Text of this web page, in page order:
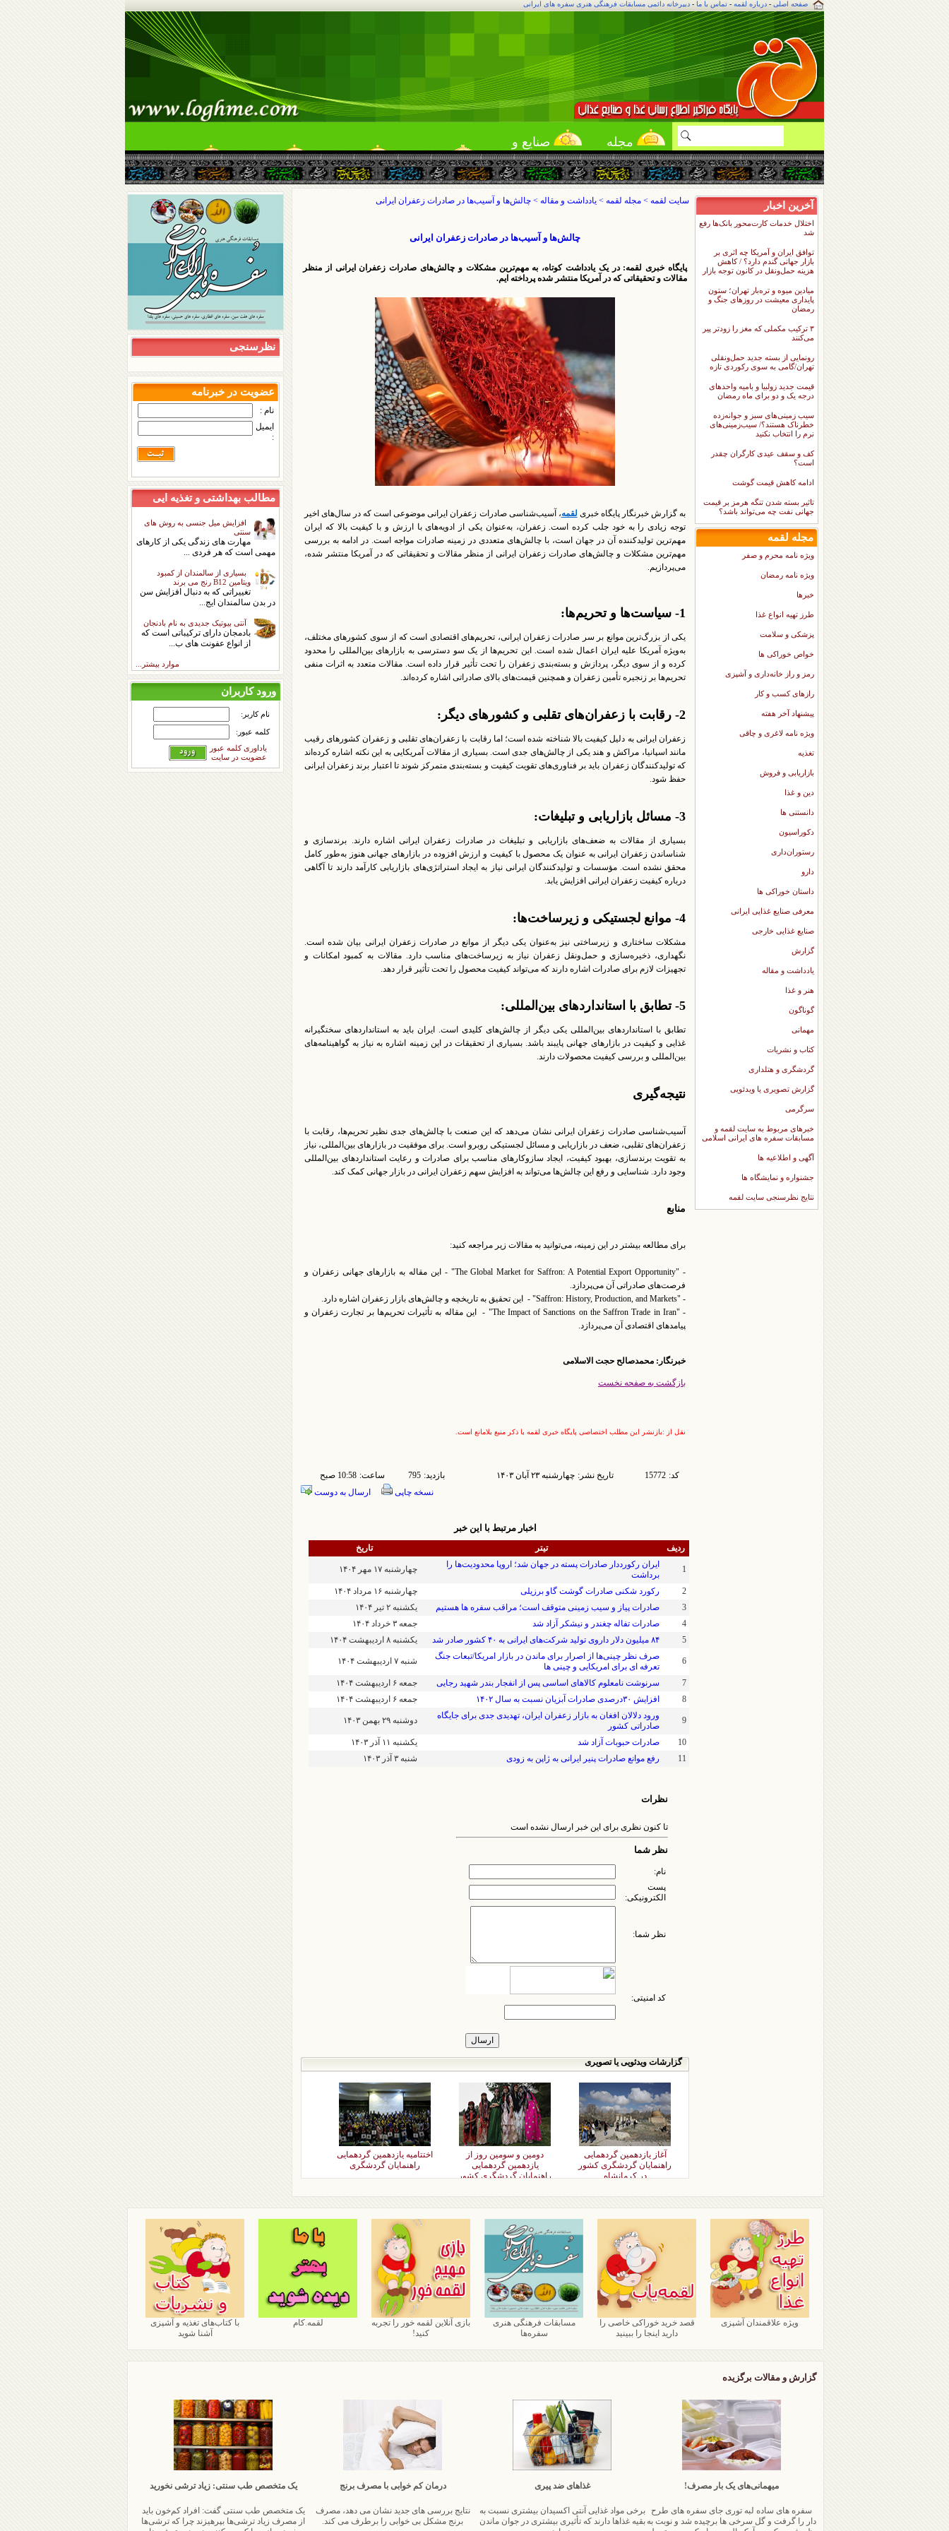
صفحه اصلی - درباره لقمه - تماس با ما - دبیرخانه دائمی مسابقات فرهنگی هنری سفره های ایرانی
مجله
لقمه
صنایع و
خدمات
لقمه یاب میهمانی سرگرمی گالری
آخرین اخبار
اختلال خدمات کارت‌محور بانک‌ها رفع
شد
توافق ایران و آمریکا چه اثری بر
بازار جهانی گندم دارد؟ / کاهش
هزینه حمل‌ونقل در کانون توجه بازار
میادین میوه و تره‌بار تهران؛ ستون
پایداری معیشت در روزهای جنگ و
رمضان
۳ ترکیب مکملی که مغز را زودتر پیر
می‌کنند
رونمایی از بسته جدید حمل‌ونقلی
تهران/گامی به سوی رکوردی تازه
قیمت جدید زولبیا و بامیه واحدهای
درجه یک و دو برای ماه رمضان
سیب زمینی‌های سبز و جوانه‌زده
خطرناک هستند؟/ سیب‌زمینی‌های
نرم را انتخاب نکنید
کف و سقف عیدی کارگران چقدر
است؟
ادامه کاهش قیمت گوشت
تاثیر بسته شدن تنگه هرمز بر قیمت
جهانی نفت چه می‌تواند باشد؟
مجله لقمه
ویژه نامه محرم و صفر
ویژه نامه رمضان
خبرها
طرز تهیه انواع غذا
پزشکی و سلامت
خواص خوراکی ها
رمز و راز خانه‌داری و آشپزی
رازهای کسب و کار
پیشنهاد آخر هفته
ویژه نامه لاغری و چاقی
تغذیه
بازاریابی و فروش
دین و غذا
دانستنی ها
دکوراسیون
رستوران‌داری
دارو
داستان خوراکی ها
معرفی صنایع غذایی ایرانی
صنایع غذایی خارجی
گزارش
یادداشت و مقاله
هنر و غذا
گوناگون
مهمانی
کتاب و نشریات
گردشگری و هتلداری
گزارش تصویری یا ویدئویی
سرگرمی
خبرهای مربوط به سایت لقمه و
مسابقات سفره های ایرانی اسلامی
آگهی و اطلاعیه ها
جشنواره و نمایشگاه ها
نتایج نظرسنجی سایت لقمه
سایت لقمه > مجله لقمه > یادداشت و مقاله > چالش‌ها و آسیب‌ها در صادرات زعفران ایرانی
چالش‌ها و آسیب‌ها در صادرات زعفران ایرانی
پایگاه خبری لقمه: در یک یادداشت کوتاه، به مهم‌ترین مشکلات و چالش‌های صادرات زعفران ایرانی از منظر
مقالات و تحقیقاتی که در آمریکا منتشر شده پرداخته ایم.
به گزارش خبرنگار پایگاه خبری لقمه، آسیب‌شناسی صادرات زعفران ایرانی موضوعی است که در سال‌های اخیر
توجه زیادی را به خود جلب کرده است. زعفران، به‌عنوان یکی از ادویه‌های با ارزش و با کیفیت بالا که ایران
مهم‌ترین تولیدکننده آن در جهان است، با چالش‌های متعددی در زمینه صادرات مواجه است. در ادامه به بررسی
مهم‌ترین مشکلات و چالش‌های صادرات زعفران ایرانی از منظر مقالات و تحقیقاتی که در آمریکا منتشر شده،
می‌پردازیم.
1- سیاست‌ها و تحریم‌ها:
یکی از بزرگ‌ترین موانع بر سر صادرات زعفران ایرانی، تحریم‌های اقتصادی است که از سوی کشورهای مختلف،
به‌ویژه آمریکا علیه ایران اعمال شده است. این تحریم‌ها از یک سو دسترسی به بازارهای بین‌المللی را محدود
کرده و از سوی دیگر، پردازش و بسته‌بندی زعفران را تحت تأثیر قرار داده است. مقالات متعدد به اثرات منفی
تحریم‌ها بر زنجیره تأمین زعفران و همچنین قیمت‌های بالای صادراتی اشاره کرده‌اند.
2- رقابت با زعفران‌های تقلبی و کشورهای دیگر:
زعفران ایرانی به دلیل کیفیت بالا شناخته شده است؛ اما رقابت با زعفران‌های تقلبی و زعفران کشورهای رقیب
مانند اسپانیا، مراکش و هند یکی از چالش‌های جدی است. بسیاری از مقالات آمریکایی به این نکته اشاره کرده‌اند
که تولیدکنندگان زعفران باید بر فناوری‌های تقویت کیفیت و بسته‌بندی متمرکز شوند تا اعتبار برند زعفران ایرانی
حفظ شود.
3- مسائل بازاریابی و تبلیغات:
بسیاری از مقالات به ضعف‌های بازاریابی و تبلیغات در صادرات زعفران ایرانی اشاره دارند. برندسازی و
شناساندن زعفران ایرانی به عنوان یک محصول با کیفیت و ارزش افزوده در بازارهای جهانی هنوز به‌طور کامل
محقق نشده است. مؤسسات و تولیدکنندگان ایرانی نیاز به ایجاد استراتژی‌های بازاریابی کارآمد دارند تا آگاهی
درباره کیفیت زعفران ایرانی افزایش یابد.
4- موانع لجستیکی و زیرساخت‌ها:
مشکلات ساختاری و زیرساختی نیز به‌عنوان یکی دیگر از موانع در صادرات زعفران ایرانی بیان شده است.
نگهداری، ذخیره‌سازی و حمل‌ونقل زعفران نیاز به زیرساخت‌های مناسب دارد. مقالات به کمبود امکانات و
تجهیزات لازم برای صادرات اشاره دارند که می‌تواند کیفیت محصول را تحت تأثیر قرار دهد.
5- تطابق با استانداردهای بین‌المللی:
تطابق با استانداردهای بین‌المللی یکی دیگر از چالش‌های کلیدی است. ایران باید به استانداردهای سختگیرانه
غذایی و کیفیت در بازارهای جهانی پایبند باشد. بسیاری از تحقیقات در این زمینه اشاره به نیاز به گواهینامه‌های
بین‌المللی و بررسی کیفیت محصولات دارند.
نتیجه‌گیری
آسیب‌شناسی صادرات زعفران ایرانی نشان می‌دهد که این صنعت با چالش‌های جدی نظیر تحریم‌ها، رقابت با
زعفران‌های تقلبی، ضعف در بازاریابی و مسائل لجستیکی روبرو است. برای موفقیت در بازارهای بین‌المللی، نیاز
به تقویت برندسازی، بهبود کیفیت، ایجاد سازوکارهای مناسب برای صادرات و رعایت استانداردهای بین‌المللی
وجود دارد. شناسایی و رفع این چالش‌ها می‌تواند به افزایش سهم زعفران ایرانی در بازار جهانی کمک کند.
منابع
برای مطالعه بیشتر در این زمینه، می‌توانید به مقالات زیر مراجعه کنید:
- "The Global Market for Saffron: A Potential Export Opportunity" - این مقاله به بازارهای جهانی زعفران و
فرصت‌های صادراتی آن می‌پردازد.
- "Saffron: History, Production, and Markets" - این تحقیق به تاریخچه و چالش‌های بازار زعفران اشاره دارد.
- "The Impact of Sanctions on the Saffron Trade in Iran" - این مقاله به تأثیرات تحریم‌ها بر تجارت زعفران و
پیامدهای اقتصادی آن می‌پردازد.
خبرنگار: محمدصالح حجت الاسلامی
بازگشت به صفحه نخست
نقل از :بازنشر این مطلب اختصاصی پایگاه خبری لقمه با ذکر منبع بلامانع است.
کد: 15772 تاریخ نشر: ۱۴۰۳ چهارشنبه ۲۳ آبان بازدید: 795 ساعت: 10:58 صبح
نسخه چاپی
ارسال به دوست
اخبار مرتبط با این خبر
ردیف تیتر تاریخ
1
ایران رکورددار صادرات پسته در جهان شد؛ اروپا محدودیت‌ها را
برداشت
۱۴۰۴ چهارشنبه ۱۷ مهر
2 رکورد شکنی صادرات گوشت گاو برزیلی
۱۴۰۴ چهارشنبه ۱۶ مرداد
3
صادرات پیاز و سیب زمینی متوقف است؛ مراقب سفره ها هستیم
۱۴۰۴ يکشنبه ۲ تير
4
صادرات تفاله چغندر و نیشکر آزاد شد
۱۴۰۴ جمعه ۳ خرداد
5
۸۴ میلیون دلار داروی تولید شرکت‌های ایرانی به ۴۰ کشور صادر شد ۱۴۰۴ يکشنبه ۸ ارديبهشت
6
صرف نظر چینی‌ها از اصرار برای ماندن در بازار امریکا/تبعات جنگ
تعرفه ای برای امریکایی و چینی ها
۱۴۰۴ شنبه ۷ ارديبهشت
7 سرنوشت نامعلوم کالاهای اساسی پس از انفجار بندر شهید رجایی
۱۴۰۴ جمعه ۶ ارديبهشت
8
افزایش ۳۰درصدی صادرات آبزیان نسبت به سال ۱۴۰۲ ۱۴۰۴ جمعه ۶ ارديبهشت
9
ورود دلالان افغان به بازار زعفران ایران، تهدیدی جدی برای جایگاه
صادراتی کشور
۱۴۰۳ دوشنبه ۲۹ بهمن
10 صادرات حبوبات آزاد شد
۱۴۰۳ يکشنبه ۱۱ آذر
11
رفع موانع صادرات پنیر ایرانی به ژاپن به زودی ۱۴۰۳ شنبه ۳ آذر
نظرات
تا کنون نظری برای این خبر ارسال نشده است
نظر شما
نام:
پست
الکترونیکی:
نظر شما:
کد امنیتی:
گزارشات ویدئویی یا تصویری
آغاز یازدهمین گردهمایی
راهنمایان گردشگری کشور
در کرمانشاه
دومین و سومین روز از
یازدهمین گردهمایی
راهنمایان گردشگری کشور
اختتامیه یازدهمین گردهمایی
راهنمایان گردشگری
نظرسنجی
عضویت در خبرنامه
نام :
ایمیل
:
مطالب بهداشتی و تغذیه ایی
افزایش میل جنسی به روش های
سنتی
مهارت های زندگی یکی از کارهای
مهمی است که هر فردی ...
بسیاری از سالمندان از کمبود
ویتامین B12 رنج می برند
تغییراتی که به دنبال افزایش سن
در بدن سالمندان ایج...
آنتی بیوتیک جدیدی به نام بادنجان
بادمجان دارای ترکیباتی است که
از انواع عفونت های ب...
موارد بیشتر...
ورود کاربران
نام کاربر:
کلمه عبور:
یاداوری کلمه عبور
عضویت در سایت
ویژه علاقمندان آشپزی
قصد خرید خوراکی خاصی را
دارید اینجا را ببینید
مسابقات فرهنگی هنری
سفره‌ها
بازی آنلاین لقمه خور را تجربه
کنید!
لقمه.کام
با کتاب‌های تغذیه و آشپزی
آشنا شوید
گزارش و مقالات برگزیده
میهمانی‌های یک بار مصرف!
سفره های ساده لبه توری جای سفره های طرح
دار را گرفت و گل سرخی ها برچیده شد و نوبت به
غذاهای ضد پیری
برخی مواد غذایی آنتی اکسیدان بیشتری نسبت به
بقیه غذاها دارند که تأثیری بیشتری در جوان ماندن
درمان کم خوابی با مصرف برنج
نتایج بررسی های جدید نشان می دهد، مصرف
برنج مشکل بی خوابی را برطرف می کند.
یک متخصص طب سنتی: زیاد ترشی نخورید
یک متخصص طب سنتی گفت: افراد کم‌خون باید
از مصرف زیاد ترشی‌ها بپرهیزند چرا که ترشی‌ها